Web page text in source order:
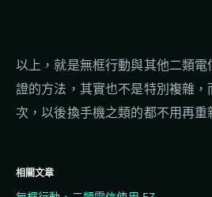
以上，就是無框行動與其他二類電
證的方法，其實也不是特別複雜
次，以後換手機之類的都不用再重
相關文章